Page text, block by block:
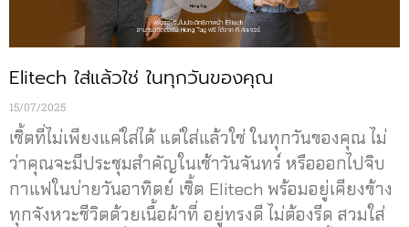
Elitech ใส่แล้วใช่ ในทุกวันของคุณ
15/07/2025
เชิ้ตที่ไม่เพียงแค่ใส่ได้ แต่ใส่แล้วใช่ ในทุกวันของคุณ ไม่
ว่าคุณจะมีประชุมสำคัญในเช้าวันจันทร์ หรือออกไปจิบ
กาแฟในบ่ายวันอาทิตย์ เชิ้ต Elitech พร้อมอยู่เคียงข้าง
ทุกจังหวะชีวิตด้วยเนื้อผ้าที่ อยู่ทรงดี ไม่ต้องรีด สวมใส่